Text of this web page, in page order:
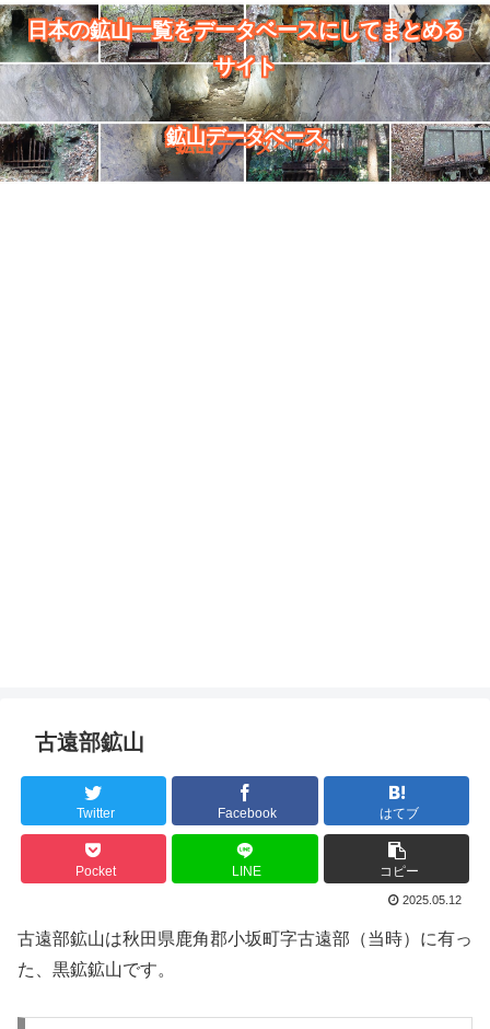
日本の鉱山一覧をデータベースにしてまとめる
サイト
鉱山データベース
古遠部鉱山
Twitter Facebook はてブ
Pocket LINE コピー
2025.05.12
古遠部鉱山は秋田県鹿角郡小坂町字古遠部（当時）に有っ
た、黒鉱鉱山です。